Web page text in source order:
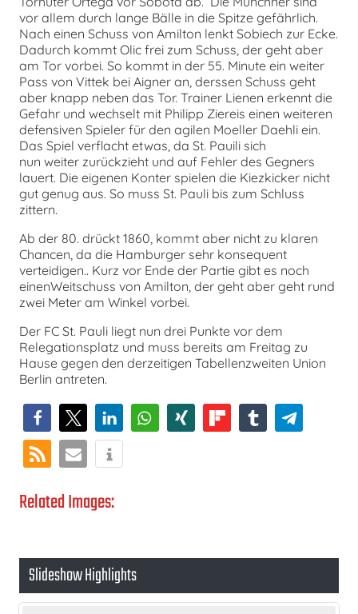
vor allem durch lange Bälle in die Spitze gefährlich.
Nach einen Schuss von Amilton lenkt Sobiech zur Ecke.
Dadurch kommt Olic frei zum Schuss, der geht aber
am Tor vorbei. So kommt in der 55. Minute ein weiter
Pass von Vittek bei Aigner an, derssen Schuss geht
aber knapp neben das Tor. Trainer Lienen erkennt die
Gefahr und wechselt mit Philipp Ziereis einen weiteren
defensiven Spieler für den agilen Moeller Daehli ein.
Das Spiel verflacht etwas, da St. Pauili sich
nun weiter zurückzieht und auf Fehler des Gegners
lauert. Die eigenen Konter spielen die Kiezkicker nicht
gut genug aus. So muss St. Pauli bis zum Schluss
zittern.
Ab der 80. drückt 1860, kommt aber nicht zu klaren
Chancen, da die Hamburger sehr konsequent
verteidigen.. Kurz vor Ende der Partie gibt es noch
einenWeitschuss von Amilton, der geht aber geht rund
zwei Meter am Winkel vorbei.
Der FC St. Pauli liegt nun drei Punkte vor dem
Relegationsplatz und muss bereits am Freitag zu
Hause gegen den derzeitigen Tabellenzweiten Union
Berlin antreten.
Related Images:
Slideshow Highlights